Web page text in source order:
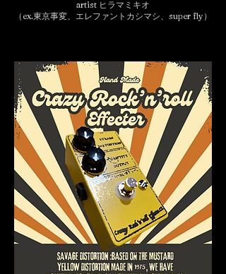
artist ヒラマミキオ
（ex.東京事変、エレファントカシマシ、super fly）